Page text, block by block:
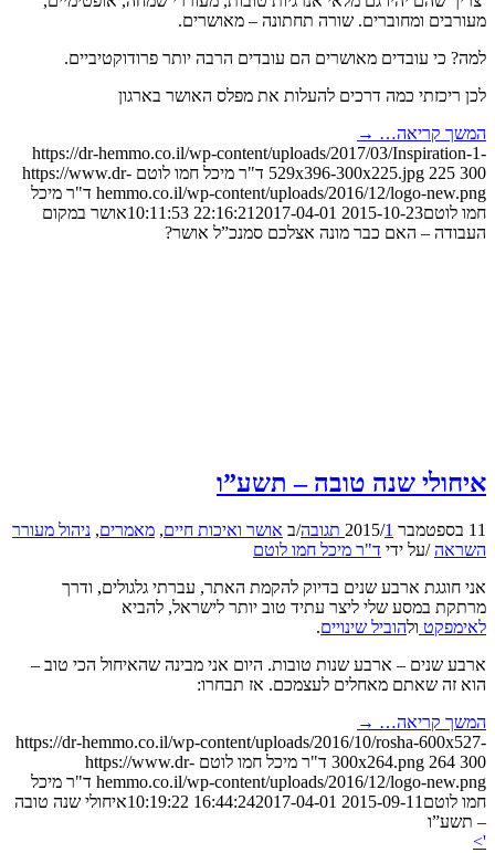
מעורבים ומחוברים. שורה תחתונה – מאושרים.
למה? כי עובדים מאושרים הם עובדים הרבה יותר פרודוקטיביים.
לכן ריכזתי כמה דרכים להעלות את מפלס האושר בארגון
המשך קריאה… →
https://dr-hemmo.co.il/wp-content/uploads/2017/03/Inspiration-1-
529x396-300x225.jpg 225 300 ד"ר מיכל חמו לוטם https://www.dr-
hemmo.co.il/wp-content/uploads/2016/12/logo-new.png ד"ר מיכל
חמו לוטם2015-10-23 22:16:21
2017-04-01 10:11:53
אושר במקום
העבודה – האם כבר מונה אצלכם סמנכ”ל אושר?
איחולי שנה טובה – תשע”ו
11 בספטמבר 2015 /1 תגובה /ב אושר ואיכות חיים, מאמרים, ניהול מעורר
השראה /על ידי ד"ר מיכל חמו לוטם
אני חוגגת ארבע שנים בדיוק להקמת האתר, עברתי גלגולים, ודרך
מרתקת במסע שלי ליצר עתיד טוב יותר לישראל, להביא
לאימפקט ולהוביל שינויים.
ארבע שנים – ארבע שנות טובות. היום אני מבינה שהאיחול הכי טוב –
הוא זה שאתם מאחלים לעצמכם. אז תבחרו:
המשך קריאה… →
https://dr-hemmo.co.il/wp-content/uploads/2016/10/rosha-600x527-
300x264.png 264 300 ד"ר מיכל חמו לוטם https://www.dr-
hemmo.co.il/wp-content/uploads/2016/12/logo-new.png ד"ר מיכל
חמו לוטם 2015-09-11 16:44:24
2017-04-01 10:19:22
איחולי שנה טובה
– תשע”ו
'>